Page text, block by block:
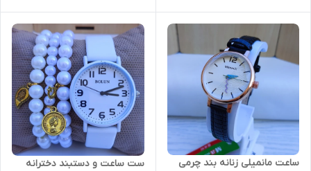
ساعت مانمیلی زنانه بند چرمی
ست ساعت و دستبند دخترانه